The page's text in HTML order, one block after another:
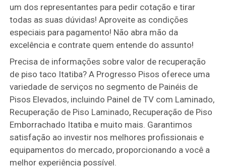
um dos representantes para pedir cotação e tirar
todas as suas dúvidas! Aproveite as condições
especiais para pagamento! Não abra mão da
excelência e contrate quem entende do assunto!
Precisa de informações sobre valor de recuperação
de piso taco Itatiba? A Progresso Pisos oferece uma
variedade de serviços no segmento de Painéis de
Pisos Elevados, incluindo Painel de TV com Laminado,
Recuperação de Piso Laminado, Recuperação de Piso
Emborrachado Itatiba e muito mais. Garantimos
satisfação ao investir nos melhores profissionais e
equipamentos do mercado, proporcionando a você a
melhor experiência possível.